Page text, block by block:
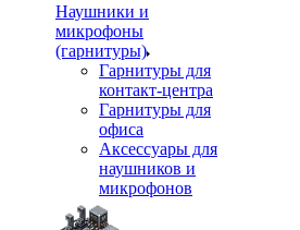
Наушники и
микрофоны
(гарнитуры)
Гарнитуры для
контакт-центра
Гарнитуры для
офиса
Аксессуары для
наушников и
микрофонов